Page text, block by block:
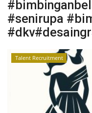
Home
Mozi Design Institute
Mozi For Corporate
#senirupa
Talent Recruitment